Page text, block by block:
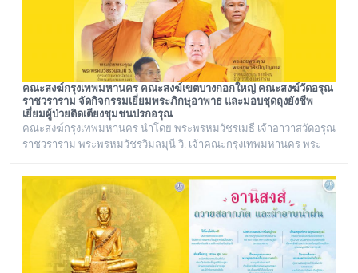
คณะสงฆ์กรุงเทพมหานคร คณะสงฆ์เขตบางกอกใหญ่ คณะสงฆ์วัดอรุณ
ราชวราราม จัดกิจกรรมเยี่ยมพระภิกษุอาพาธ และมอบชุดถุงยังชีพ
เยี่ยมผู้ป่วยติดเตียงชุมชนปรกอรุณ
คณะสงฆ์กรุงเทพมหานคร นำโดย พระพรหมวัชรเมธี เจ้าอาวาสวัดอรุณ
ราชวราราม พระพรหมวัชรวิมลมุนี วิ. เจ้าคณะกรุงเทพมหานคร พระ
และ พระราชวชิรรัตนาภรณ์ ดร. (ชุมพร นิติสาโร) เจ้าคณะแขวงวัด
อรุณ, รองวัดอรุณราชวราราม นายเกียรติวิสุทธิ์ เพ็ชรหมื่นไวย ผู้อำนวย
การเขตบางกอกใหญ่ จัดโครงการเยี่ยมพระภิกษุอาพาธในเขต
บางกอกใหญ่ และเยี่ยม/มอบถุงยัง